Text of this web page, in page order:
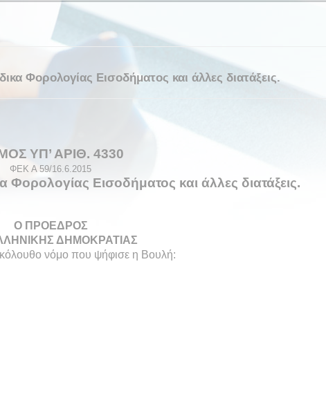
Φορολογίας Εισοδήματος και άλλες διατάξεις.
ΥΠ’ ΑΡΙΘ. 4330
ΦΕΚ Α 59/16 6 .201 5
Εισοδήματος και άλλες διατάξεις.
Ο ΠΡΟΕΔΡΟΣ
ΔΗΜΟΚΡΑΤΙΑΣ
νόμο που ψήφισε η Βουλή: